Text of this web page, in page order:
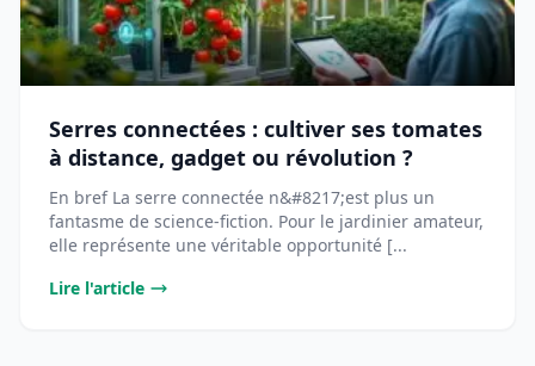
Serres connectées : cultiver ses tomates
à distance, gadget ou révolution ?
En bref La serre connectée n&#8217;est plus un
fantasme de science-fiction. Pour le jardinier amateur,
elle représente une véritable opportunité [...
Lire l'article